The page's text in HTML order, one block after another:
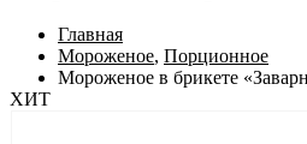
Главная
Мороженое, Порционное
Мороженое в брикете
ХИТ